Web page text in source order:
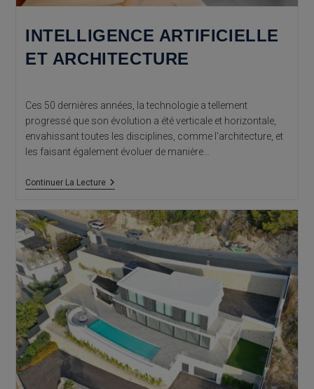
INTELLIGENCE ARTIFICIELLE
ET ARCHITECTURE
Ces 50 dernières années, la technologie a tellement
progressé que son évolution a été verticale et horizontale,
envahissant toutes les disciplines, comme l'architecture, et
les faisant également évoluer de manière…
Continuer La LectureIntelligence
Architecture